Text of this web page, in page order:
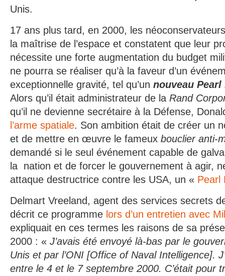
Unis.
17 ans plus tard, en 2000, les
la maîtrise de l’espace et constatent que leur
nécessite une forte augmentation du budget
ne pourra se réaliser qu’à la faveur d’un
exceptionnelle gravité, tel qu’un nouveau Pearl
Alors qu’il était administrateur de la Rand
qu’il ne devienne secrétaire à la Défense,
l’arme spatiale. Son ambition était de créer un
et de mettre en œuvre le fameux bouclier anti-
demandé si le seul événement capable de
la nation et de forcer le gouvernement à agir,
attaque destructrice contre les USA, un « Pearl
Delmart Vreeland, agent des services secrets
décrit ce programme lors d’un entretien avec
expliquait en ces termes les raisons de sa
2000 : « J’avais été envoyé là-bas par le
Unis et par l’ONI [Office of Naval Intelligence].
entre le 4 et le 7 septembre 2000. C’était pour